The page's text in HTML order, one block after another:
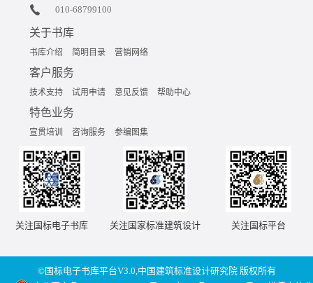
010-68799100
关于书库
书库介绍 简明目录 营销网络
客户服务
技术支持 试用申请 意见反馈 帮助中心
特色业务
宣贯培训 咨询服务 参编图集
关注国标电子书库 关注国家标准建筑设计 关注国标平台
©国标电子书库平台V3.0,中国建筑标准设计研究院 版权所有